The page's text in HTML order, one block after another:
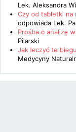
Lek. Aleksandra
Czy od tabletki na
odpowiada Lek.
Prośba o analizę
Pilarski
Jak leczyć te
Medycyny